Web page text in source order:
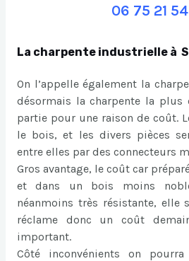
06 75 21 54
La charpente industrielle à
On l’appelle également la
désormais la charpente la plus
partie pour une raison de coût.
le bois, et les divers pièces
entre elles par des connecteurs
Gros avantage, le coût car
et dans un bois moins
néanmoins très résistante, elle
réclame donc un coût
important.
Côté inconvénients on